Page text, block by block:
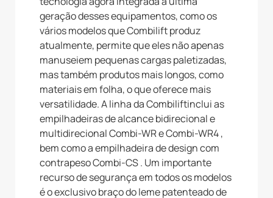
geração desses equipamentos, como os
vários modelos que Combilift produz
atualmente, permite que eles não apenas
manuseiem pequenas cargas paletizadas,
mas também produtos mais longos, como
materiais em folha, o que oferece mais
versatilidade. A linha da Combiliftinclui as
empilhadeiras de alcance bidirecional e
multidirecional Combi-WR e Combi-WR4 ,
bem como a empilhadeira de design com
contrapeso Combi-CS . Um importante
recurso de segurança em todos os modelos
é o exclusivo braço do leme patenteado de